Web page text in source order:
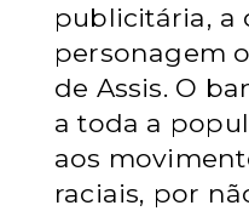
publicitária, a
personagem
de Assis. O
a toda a
aos
raciais, por